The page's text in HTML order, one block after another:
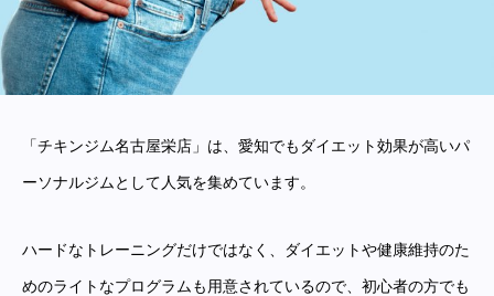
「チキンジム名古屋栄店」は、愛知でもダイエット効果が高いパ
ーソナルジムとして人気を集めています。
ハードなトレーニングだけではなく、ダイエットや健康維持のた
めのライトなプログラムも用意されているので、初心者の方でも